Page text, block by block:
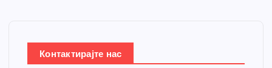
Контактирајте нас